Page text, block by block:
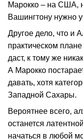
Марокко – на США,
Вашингтону нужно
Другое дело, что и
практическом
даст, к тому же
А Марокко
давать, хотя
Западной Сахары.
Вероятнее всего,
останется
начаться в любой